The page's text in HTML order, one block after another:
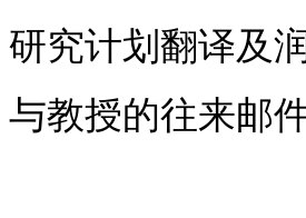
研究计划翻译及
与教授的往来邮